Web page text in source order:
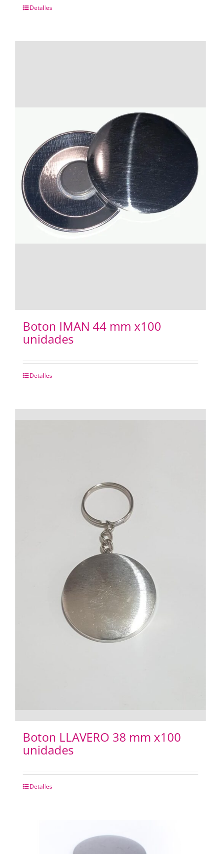
Detalles
Boton IMAN 44 mm x100
unidades
Detalles
Boton LLAVERO 38 mm x100
unidades
Detalles